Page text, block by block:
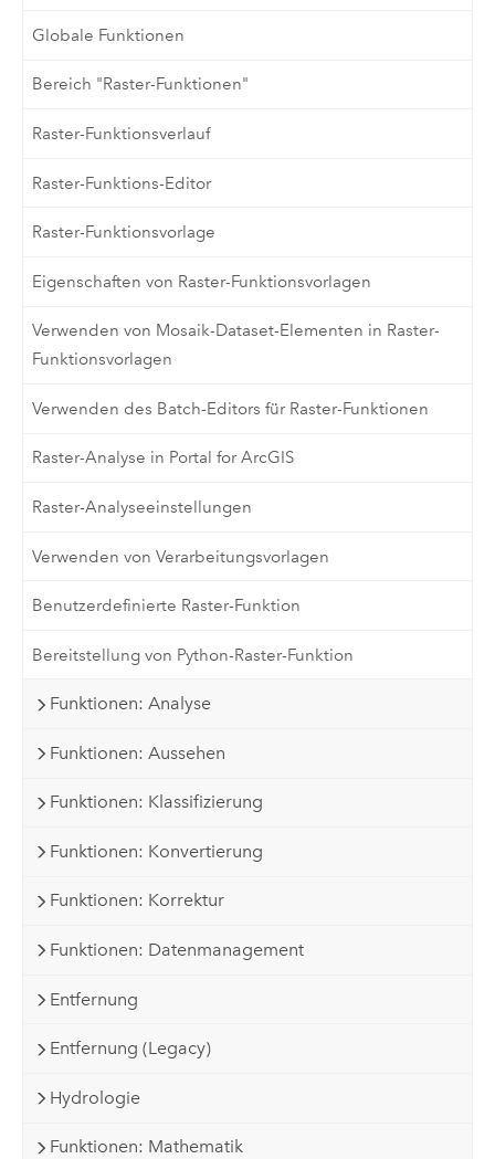
Globale Funktionen
Bereich "Raster-Funktionen"
Raster-Funktionsverlauf
Raster-Funktions-Editor
Raster-Funktionsvorlage
Eigenschaften von Raster-Funktionsvorlagen
Verwenden von Mosaik-Dataset-Elementen in Raster-
Funktionsvorlagen
Verwenden des Batch-Editors für Raster-Funktionen
Raster-Analyse in Portal for ArcGIS
Raster-Analyseeinstellungen
Verwenden von Verarbeitungsvorlagen
Benutzerdefinierte Raster-Funktion
Bereitstellung von Python-Raster-Funktion
Funktionen: Analyse
Funktionen: Aussehen
Funktionen: Klassifizierung
Funktionen: Konvertierung
Funktionen: Korrektur
Funktionen: Datenmanagement
Entfernung
Entfernung (Legacy)
Hydrologie
Funktionen: Mathematik